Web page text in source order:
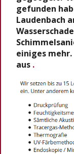
gefunden
Laudenbach
einiges
aus .